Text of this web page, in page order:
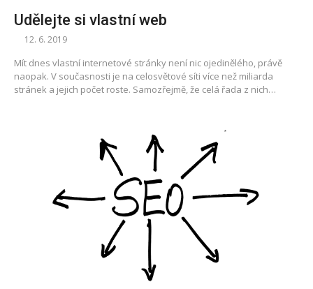
Udělejte si vlastní web
12. 6. 2019
Mít dnes vlastní internetové stránky není nic ojedinělého, právě
naopak. V současnosti je na celosvětové síti více než miliarda
stránek a jejich počet roste. Samozřejmě, že celá řada z nich…